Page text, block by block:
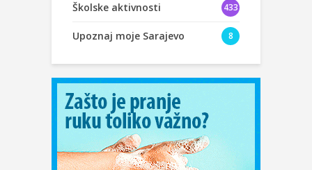
Školske aktivnosti 433
Upoznaj moje Sarajevo 8